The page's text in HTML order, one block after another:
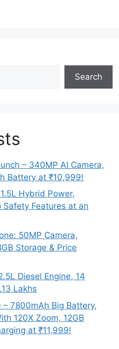
Search
– 340MP AI Camera,
Battery at ₹10,999!
Hybrid Power,
Safety Features at an
50MP Camera,
Storage & Price
Diesel Engine, 14
Lakhs
7800mAh Big Battery,
120X Zoom, 12GB
at ₹11,999!